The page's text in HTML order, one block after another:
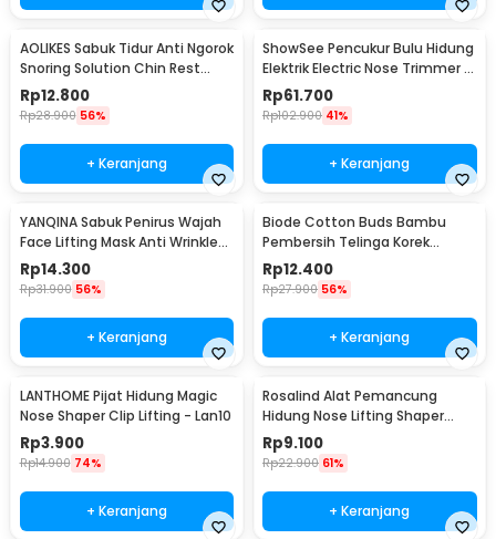
AOLIKES Sabuk Tidur Anti Ngorok
Snoring Solution Chin Rest
Band Strap - 2107
Rp12.800
Rp28.900 56%
+ Keranjang
ShowSee Pencukur Bulu Hidung
Elektrik Electric Nose Trimmer -
C1-BK
Rp61.700
Rp102.900 41%
+ Keranjang
YANQINA Sabuk Penirus Wajah
Face Lifting Mask Anti Wrinkle
Belt - TZ19
Rp14.300
Rp31.900 56%
+ Keranjang
Biode Cotton Buds Bambu
Pembersih Telinga Korek
Kuping 200 PCS - BD277
Rp12.400
Rp27.900 56%
+ Keranjang
LANTHOME Pijat Hidung Magic
Nose Shaper Clip Lifting - Lan10
Rp3.900
Rp14.900 74%
+ Keranjang
Rosalind Alat Pemancung
Hidung Nose Lifting Shaper
Correction - D-16
Rp9.100
Rp22.900 61%
+ Keranjang